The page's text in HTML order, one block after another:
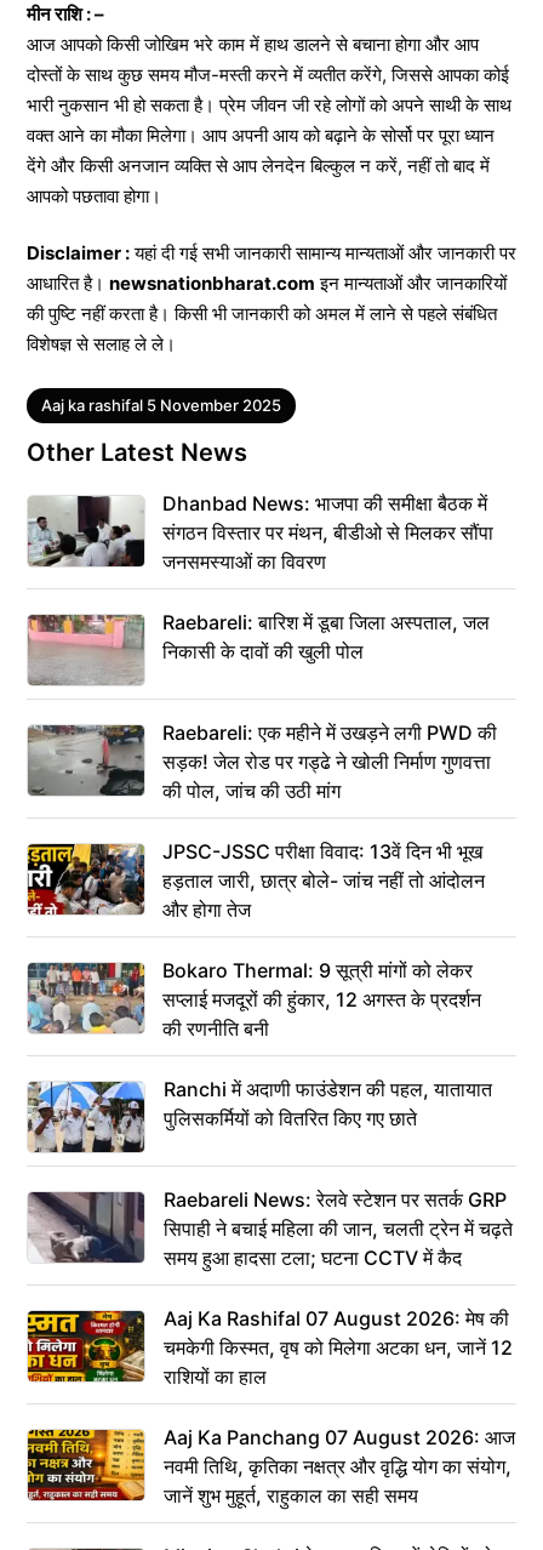
मीन राशि : –
आज आपको किसी जोखिम भरे काम में हाथ डालने से बचाना होगा और आप
दोस्तों के साथ कुछ समय मौज-मस्ती करने में व्यतीत करेंगे, जिससे आपका कोई
भारी नुकसान भी हो सकता है। प्रेम जीवन जी रहे लोगों को अपने साथी के साथ
वक्त आने का मौका मिलेगा। आप अपनी आय को बढ़ाने के सोर्सो पर पूरा ध्यान
देंगे और किसी अनजान व्यक्ति से आप लेनदेन बिल्कुल न करें, नहीं तो बाद में
आपको पछतावा होगा।
Disclaimer :यहां दी गई सभी जानकारी सामान्य मान्यताओं और जानकारी पर
आधारित है। newsnationbharat.com इन मान्यताओं और जानकारियों
की पुष्टि नहीं करता है। किसी भी जानकारी को अमल में लाने से पहले संबंधित
विशेषज्ञ से सलाह ले ले।
Tags
Aaj ka rashifal 5 November 2025
Other Latest News
Dhanbad News: भाजपा की समीक्षा बैठक में
संगठन विस्तार पर मंथन, बीडीओ से मिलकर सौंपा
जनसमस्याओं का विवरण
Raebareli: बारिश में डूबा जिला अस्पताल, जल
निकासी के दावों की खुली पोल
Raebareli: एक महीने में उखड़ने लगी PWD की
सड़क! जेल रोड पर गड्ढे ने खोली निर्माण गुणवत्ता
की पोल, जांच की उठी मांग
JPSC-JSSC परीक्षा विवाद: 13वें दिन भी भूख
हड़ताल जारी, छात्र बोले- जांच नहीं तो आंदोलन
और होगा तेज
Bokaro Thermal: 9 सूत्री मांगों को लेकर
सप्लाई मजदूरों की हुंकार, 12 अगस्त के प्रदर्शन
की रणनीति बनी
Ranchi में अदाणी फाउंडेशन की पहल, यातायात
पुलिसकर्मियों को वितरित किए गए छाते
Raebareli News: रेलवे स्टेशन पर सतर्क GRP
सिपाही ने बचाई महिला की जान, चलती ट्रेन में चढ़ते
समय हुआ हादसा टला; घटना CCTV में कैद
Aaj Ka Rashifal 07 August 2026: मेष की
चमकेगी किस्मत, वृष को मिलेगा अटका धन, जानें 12
राशियों का हाल
Aaj Ka Panchang 07 August 2026: आज
नवमी तिथि, कृतिका नक्षत्र और वृद्धि योग का संयोग,
जानें शुभ मुहूर्त, राहुकाल का सही समय